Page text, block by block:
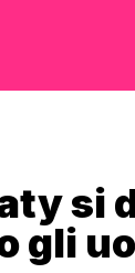
si
gli